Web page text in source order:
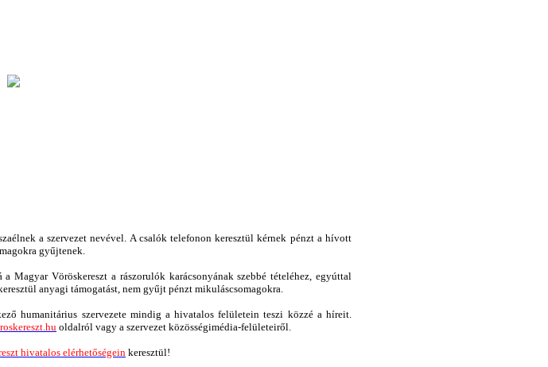
a szervezet nevével. A csalók telefonon keresztül kérnek pénzt a hívott
gyűjtenek.
Magyar Vöröskereszt a rászorulók karácsonyának szebbé tételéhez, egyúttal
anyagi támogatást, nem gyűjt pénzt mikuláscsomagokra.
humanitárius szervezete mindig a hivatalos felületein teszi közzé a híreit.
oldalról vagy a szervezet közösségimédia-felületeiről.
hivatalos elérhetőségein keresztül!